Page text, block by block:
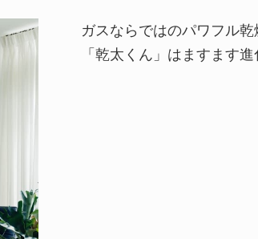
ガスならではのパワフル乾
「乾太くん」はますます